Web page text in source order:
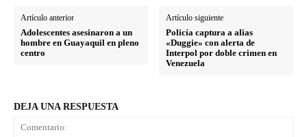
Artículo anterior
Adolescentes asesinaron a un
hombre en Guayaquil en pleno
centro
Artículo siguiente
Policía captura a alias
«Duggie» con alerta de
Interpol por doble crimen en
Venezuela
DEJA UNA RESPUESTA